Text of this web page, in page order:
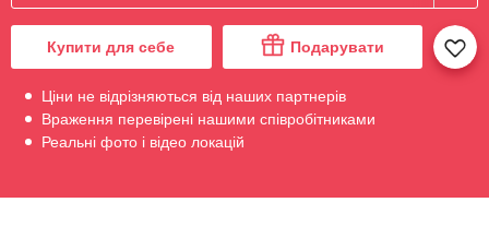
Купити для себе Подарувати
Ціни не відрізняються від наших партнерів
Враження перевірені нашими співробітниками
Реальні фото і відео локацій